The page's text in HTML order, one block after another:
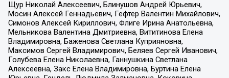
Щур Николай Алексеевич, Блинушов Андрей Юрьевич,
Мосин Алексей Геннадьевич, Гефтер Валентин Михайлович,
Симонов Алексей Кириллович, Флиге Ирина Анатольевна,
Мельникова Валентина Дмитриевна, Вититинова Елена
Владимировна, Баженова Светлана Куприяновна,
Максимов Сергей Владимирович, Беляев Сергей Иванович,
Голубева Елена Николаевна, Ганнушкина Светлана
Алексеевна, Закс Елена Владимировна, Буртина Елена